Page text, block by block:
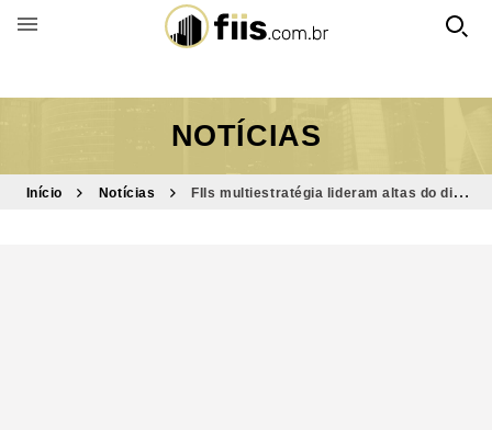
BUSCAR POR FUNDO
NOTÍCIAS
Início Notícias
FIIs multiestratégia lideram altas do dia;